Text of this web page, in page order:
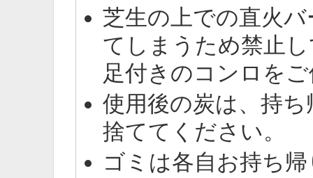
芝生の上での直火
てしまうため禁止
足付きのコンロを
使用後の炭は、持
捨ててください。
ゴミは各自お持ち